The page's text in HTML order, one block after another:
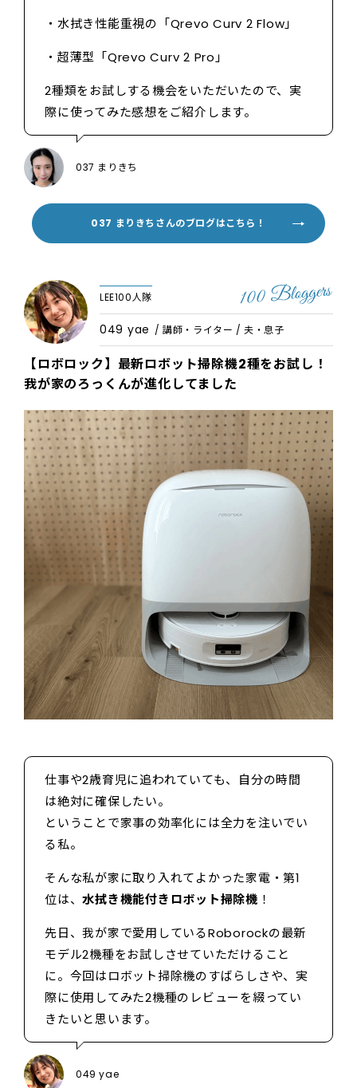
・水拭き性能重視の「Qrevo Curv 2 Flow」
・超薄型「Qrevo Curv 2 Pro」
2種類をお試しする機会をいただいたので、実
際に使ってみた感想をご紹介します。
037 まりきち
037 まりきちさんのブログはこちら！
LEE100人隊
049 yae / 講師・ライター / 夫・息子
【ロボロック】最新ロボット掃除機2種をお試し！
我が家のろっくんが進化してました
仕事や2歳育児に追われていても、自分の時間
は絶対に確保したい。
ということで家事の効率化には全力を注いでい
る私。
そんな私が家に取り入れてよかった家電・第1
位は、水拭き機能付きロボット掃除機 ！
先日、我が家で愛用しているRoborockの最新
モデル2機種をお試しさせていただけること
に。今回はロボット掃除機のすばらしさや、実
際に使用してみた2機種のレビューを綴ってい
きたいと思います。
049 yae